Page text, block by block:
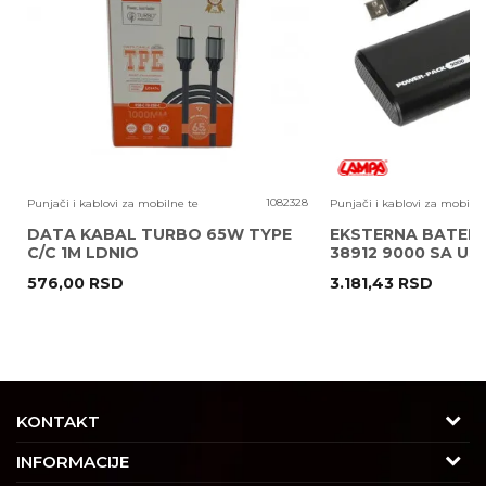
POŠALJI
Punjači i kablovi za mobilne te 1082328
DATA KABAL TURBO 65W TYPE
C/C 1M LDNIO
576,00 RSD
Punjači i kablovi za
EKSTERNA
38912 9000 SA
3.181,43 RSD
KONTAKT
Adresa
INFORMACIJE